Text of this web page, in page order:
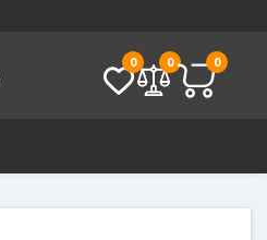
0 0 0